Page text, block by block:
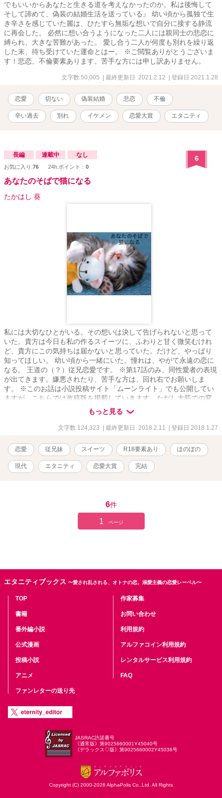
でもいいからあなたと生きる道を考えなかったのか。私は後悔して
そして諦めて、偽装の結婚生活を送っている』 幼い頃から孤独で生
き辛さを感じていた麗は、ひたすら無垢な想いで自分に接する静流
に再会した。 必然に想い合うようになった二人には親同士の悲恋に
縛られ、大きな苦難があった。 愛し合う二人が何度も別れを繰り返
した末、待ち受けていた運命とはー。 ※ご閲覧ありがとうございま
す！悲恋、不倫要素あります。苦手な方には申し訳ありません。
文字数 50,005 | 最終更新日 2021.2.12 | 登録日 2021.1.28
恋愛 切ない 偽装結婚 悲恋 不倫
辛い過去 別れ イケメン 恋愛大賞 エタニティ
長編 連載中 なし
お気に入り:76 24h.ポイント： 0
6
あなたのそばで猫になる
たかはし 葵
私には大切なひとがいる。その想いは決して告げられないと思って
いた。貴方は今日も私の作るスイーツに、ふわりと甘く微笑むけれ
ど、貴方にこの気持ちは届かないと思っていた。だけど、やっぱり
知ってほしい。 幼い頃から一緒にいた。憧れは、やがて永遠の恋に
なる。 王道の（？）従兄恋愛です。 ※第17話のみ、同性愛者の表現
が出てきます。嫌悪されたり、苦手な方は、回れ右でお願いしま
す。 ※このお話は小説投稿サイト「ムーンライト」でも公開してい
ますが、こちらでは改稿版を掲載していきます。ただし大筋での変
もっと見る
文字数 124,323 | 最終更新日 2018.2.11 | 登録日 2018.1.27
恋愛 従兄妹 スイーツ R18要素あり ほのぼの
現代 エタニティ 恋愛大賞 完結
6件
1 ページ
エタニティブックス 〜愛され乱される、オトナの恋。溺愛主義の恋愛レーベル〜
TOP
書籍
番外編小説
公式漫画
投稿小説
アニメ
ファンレターの送り先
作家募集
お問い合わせ
利用規約
アルファコイン利用規約
レンタルサービス利用規約
FAQ
JASRAC許諾番号
《通常版》第9025660001Y45040号
《デラックス♡版》第9025660002Y45038号
Copyright (C) 2000-2026 AlphaPolis Co.,Ltd. All Rights